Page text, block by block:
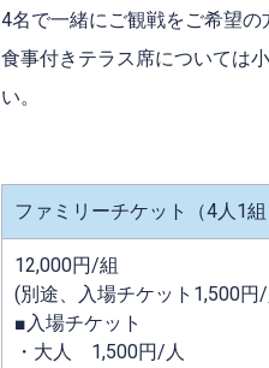
4名で一緒にご観戦をご希望の
食事付きテラス席については
い。
ファミリーチケット（4人1組
12,000円/組
(別途、入場チケット1,500円
■入場チケット
・大人 1,500円/人